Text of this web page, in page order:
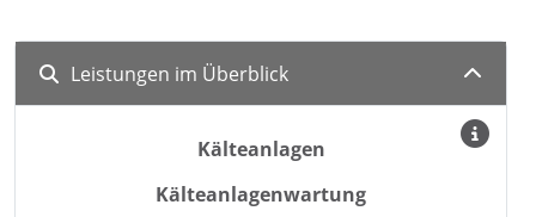
Leistungen im Überblick
Kälteanlagen
Kälteanlagenwartung